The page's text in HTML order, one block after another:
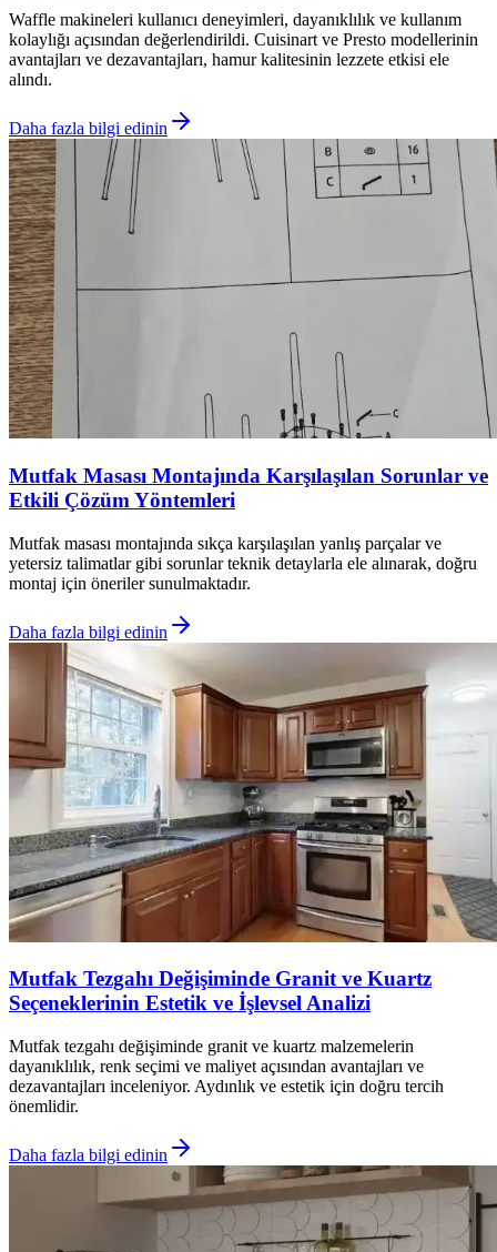
Waffle makineleri kullanıcı deneyimleri, dayanıklılık ve kullanım
kolaylığı açısından değerlendirildi. Cuisinart ve Presto modellerinin
avantajları ve dezavantajları, hamur kalitesinin lezzete etkisi ele
alındı.
Daha fazla bilgi edinin
Mutfak Masası Montajında Karşılaşılan Sorunlar ve
Etkili Çözüm Yöntemleri
Mutfak masası montajında sıkça karşılaşılan yanlış parçalar ve
yetersiz talimatlar gibi sorunlar teknik detaylarla ele alınarak, doğru
montaj için öneriler sunulmaktadır.
Daha fazla bilgi edinin
Mutfak Tezgahı Değişiminde Granit ve Kuartz
Seçeneklerinin Estetik ve İşlevsel Analizi
Mutfak tezgahı değişiminde granit ve kuartz malzemelerin
dayanıklılık, renk seçimi ve maliyet açısından avantajları ve
dezavantajları inceleniyor. Aydınlık ve estetik için doğru tercih
önemlidir.
Daha fazla bilgi edinin